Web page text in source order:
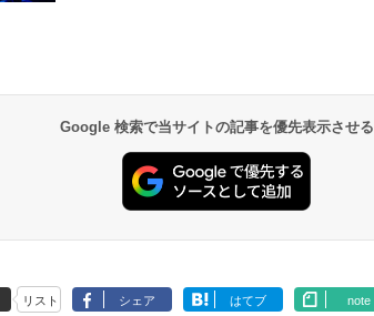
Google 検索で当サイトの記事を優先表示させる
リスト シェア はてブ note